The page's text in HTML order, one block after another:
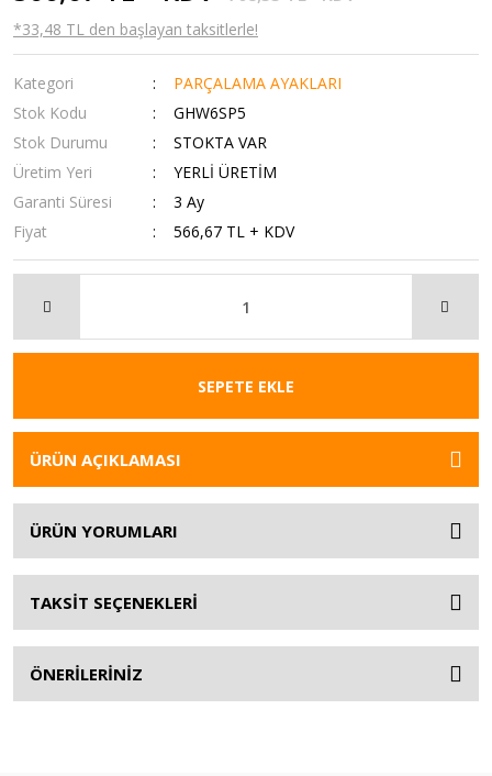
*33,48 TL den başlayan taksitlerle!
Kategori
PARÇALAMA AYAKLARI
Stok Kodu
GHW6SP5
Stok Durumu
STOKTA VAR
Üretim Yeri
YERLİ ÜRETİM
Garanti Süresi
3 Ay
Fiyat
566,67 TL + KDV
SEPETE EKLE
ÜRÜN AÇIKLAMASI
ÜRÜN YORUMLARI
TAKSİT SEÇENEKLERİ
ÖNERİLERİNİZ